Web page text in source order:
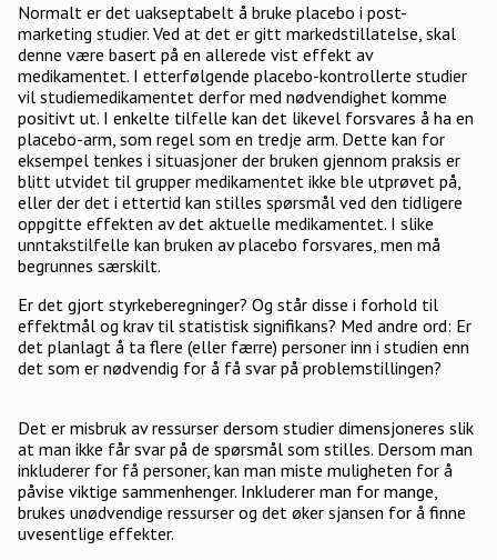
Normalt er det uakseptabelt å bruke placebo i post-
marketing studier. Ved at det er gitt markedstillatelse, skal
denne være basert på en allerede vist effekt av
medikamentet. I etterfølgende placebo-kontrollerte studier
vil studiemedikamentet derfor med nødvendighet komme
positivt ut. I enkelte tilfelle kan det likevel forsvares å ha en
placebo-arm, som regel som en tredje arm. Dette kan for
eksempel tenkes i situasjoner der bruken gjennom praksis er
blitt utvidet til grupper medikamentet ikke ble utprøvet på,
eller der det i ettertid kan stilles spørsmål ved den tidligere
oppgitte effekten av det aktuelle medikamentet. I slike
unntakstilfelle kan bruken av placebo forsvares, men må
begrunnes særskilt.
Er det gjort styrkeberegninger? Og står disse i forhold til
effektmål og krav til statistisk signifikans? Med andre ord: Er
det planlagt å ta flere (eller færre) personer inn i studien enn
det som er nødvendig for å få svar på problemstillingen?
Det er misbruk av ressurser dersom studier dimensjoneres slik
at man ikke får svar på de spørsmål som stilles. Dersom man
inkluderer for få personer, kan man miste muligheten for å
påvise viktige sammenhenger. Inkluderer man for mange,
brukes unødvendige ressurser og det øker sjansen for å finne
uvesentlige effekter.